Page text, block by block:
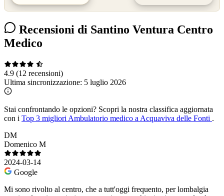
Recensioni di Santino Ventura Centro
Medico
4.9 (12 recensioni)
Ultima sincronizzazione: 5 luglio 2026
Stai confrontando le opzioni? Scopri la nostra classifica aggiornata
con i Top 3 migliori Ambulatorio medico a Acquaviva delle Fonti .
DM
Domenico M
2024-03-14
Google
Mi sono rivolto al centro, che a tutt'oggi frequento, per lombalgia